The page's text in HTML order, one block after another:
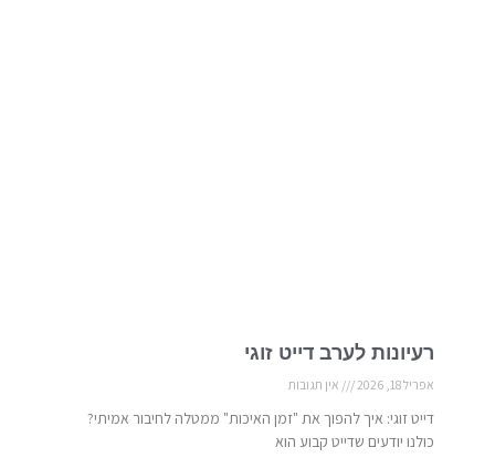
רעיונות לערב דייט זוגי
אפריל 18, 2026 אין תגובות
דייט זוגי: איך להפוך את "זמן האיכות" ממטלה לחיבור אמיתי?
כולנו יודעים שדייט קבוע הוא